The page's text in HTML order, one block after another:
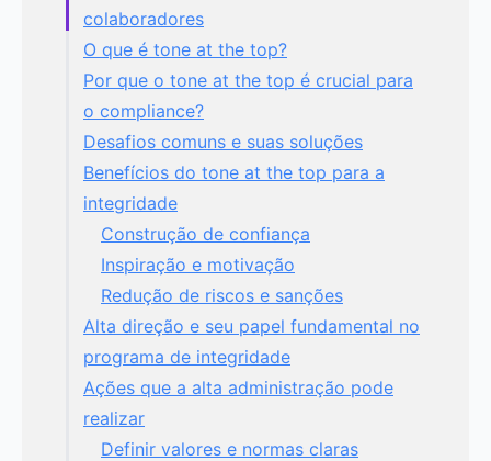
colaboradores
O que é tone at the top?
Por que o tone at the top é crucial para
o compliance?
Desafios comuns e suas soluções
Benefícios do tone at the top para a
integridade
Construção de confiança
Inspiração e motivação
Redução de riscos e sanções
Alta direção e seu papel fundamental no
programa de integridade
Ações que a alta administração pode
realizar
Definir valores e normas claras